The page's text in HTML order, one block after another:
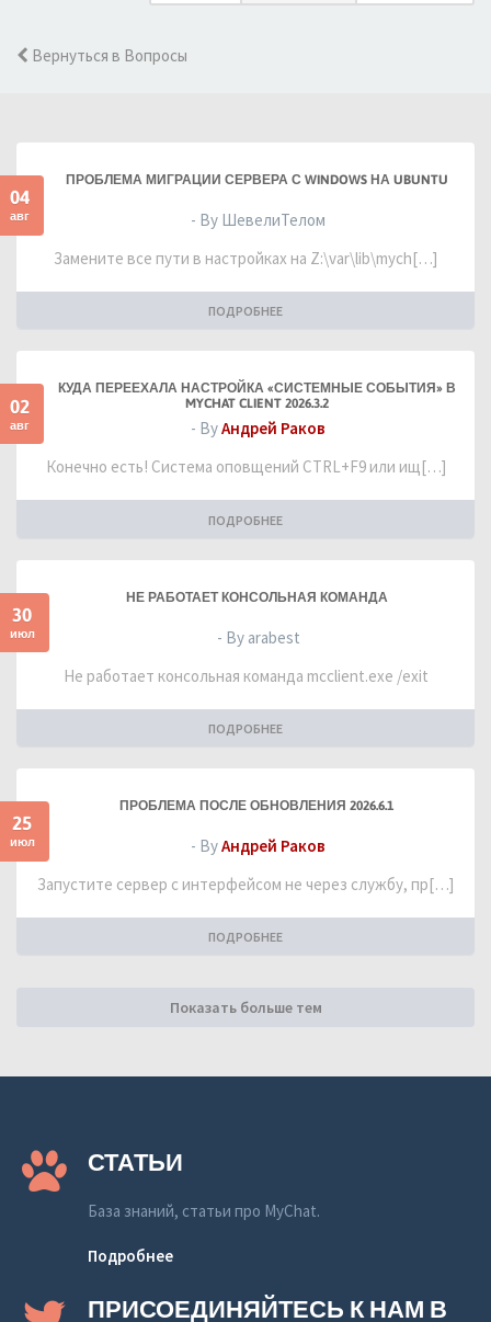
Вернуться в Вопросы
04
авг
ПРОБЛЕМА МИГРАЦИИ СЕРВЕРА С WINDOWS НА UBUNTU
- By ШевелиТелом
Замените все пути в настройках на Z:\var\lib\mych[…]
ПОДРОБНЕЕ
02
авг
КУДА ПЕРЕЕХАЛА НАСТРОЙКА «СИСТЕМНЫЕ СОБЫТИЯ» В
MYCHAT CLIENT 2026.3.2
- ByАндрей Раков
Конечно есть! Система оповщений CTRL+F9 или ищ[…]
ПОДРОБНЕЕ
30
июл
НЕ РАБОТАЕТ КОНСОЛЬНАЯ КОМАНДА
- By arabest
Не работает консольная команда mcclient.exe /exit
ПОДРОБНЕЕ
25
июл
ПРОБЛЕМА ПОСЛЕ ОБНОВЛЕНИЯ 2026.6.1
- ByАндрей Раков
Запустите сервер с интерфейсом не через службу, пр[…]
ПОДРОБНЕЕ
Показать больше тем
СТАТЬИ
База знаний, статьи про MyChat.
Подробнее
ПРИСОЕДИНЯЙТЕСЬ К НАМ В